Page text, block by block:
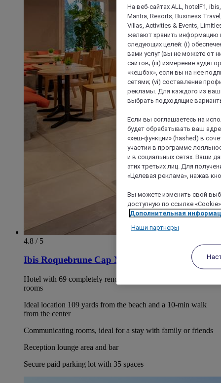
4.8 / 5
Ibis Roquebrune Cap Martin Menton
Hotel with 69 completely renovated rooms including 3 PRM
rooms
Ideal location 109 yards from the beach and a 10-min walk
from the center
Communicating rooms, ideal for a stay with family or friends
Reception lounge area and bar
Secure paid parking lot with 35 spaces
На веб-сайтах ALL, hotelF1,
Mantra, Resorts, Business
Villas, Activities & Events,
желают хранить информацию
следующих целей: (i)
вами услуг (вы не можете от
сайтов; (iii) измерение
«кешбэк», если вы на нее
сетями; (vi) составление
рекламы. Для каждого из
выбрать подходящие
Если вы соглашаетесь на
будет обрабатывать ваш
«хеш-функции» (hashed) в
участии в программе
и в социальных сетях. Ваши
этих третьих лиц. Для
«Целевая реклама», нажав
Вы можете изменить свой
доступную по ссылке
Дополнительная
Наши партнеры